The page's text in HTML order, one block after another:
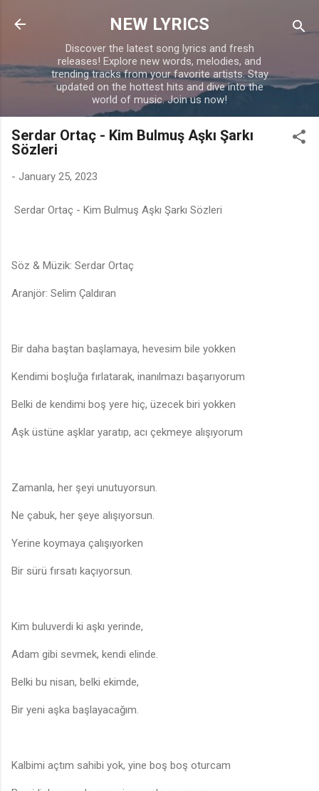
Skip to main content
NEW LYRICS
Discover the latest song lyrics and fresh
releases! Explore new words, melodies, and
trending tracks from your favorite artists. Stay
updated on the hottest hits and dive into the
world of music. Join us now!
Serdar Ortaç - Kim Bulmuş Aşkı Şarkı
Sözleri
- January 25, 2023
Serdar Ortaç - Kim Bulmuş Aşkı Şarkı Sözleri
Söz & Müzik: Serdar Ortaç
Aranjör: Selim Çaldıran
Bir daha baştan başlamaya, hevesim bile yokken
Kendimi boşluğa fırlatarak, inanılmazı başarıyorum
Belki de kendimi boş yere hiç, üzecek biri yokken
Aşk üstüne aşklar yaratıp, acı çekmeye alışıyorum
Zamanla, her şeyi unutuyorsun.
Ne çabuk, her şeye alışıyorsun.
Yerine koymaya çalışıyorken
Bir sürü fırsatı kaçıyorsun.
Kim buluverdi ki aşkı yerinde,
Adam gibi sevmek, kendi elinde.
Belki bu nisan, belki ekimde,
Bir yeni aşka başlayacağım.
Kalbimi açtım sahibi yok, yine boş boş oturcam